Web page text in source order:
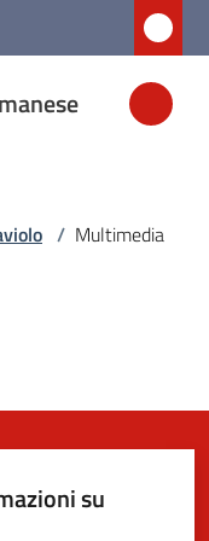
/ Multimedia
su